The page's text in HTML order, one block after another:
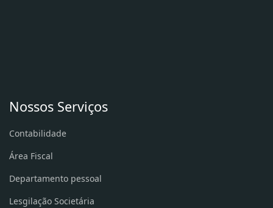
Nossos Serviços
Contabilidade
Área Fiscal
Departamento pessoal
Lesgilação Societária